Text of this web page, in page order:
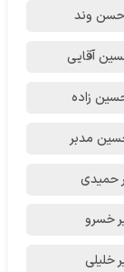
حسن وند
آقایی
زاده
مدبر
حمیدی
خسرو
خلیلی